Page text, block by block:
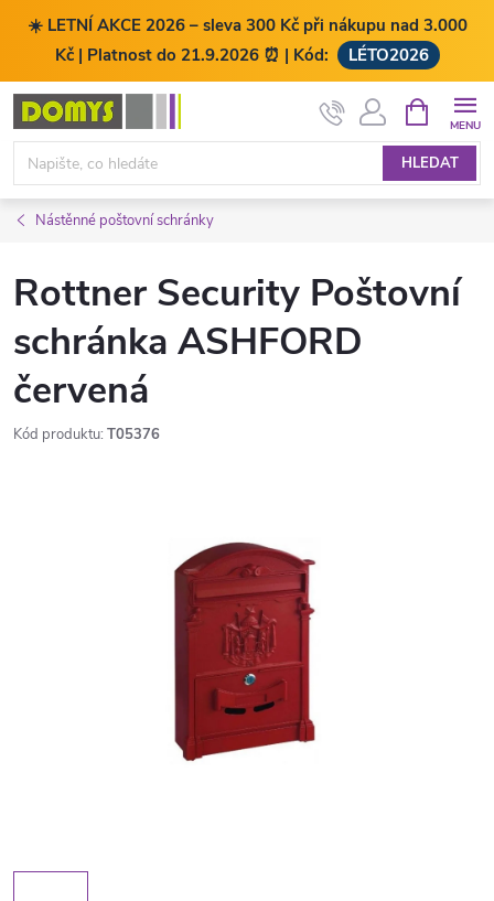
☀️ LETNÍ AKCE 2026 – sleva 300 Kč při nákupu nad 3.000
Kč | Platnost do 21.9.2026 ⏰ | Kód:
LÉTO2026
Přejít
obsah
HLEDAT
NÁKUPNÍ
KOŠÍK
Nástěnné poštovní schránky
Rottner Security Poštovní
schránka ASHFORD
červená
Kód produktu: T05376